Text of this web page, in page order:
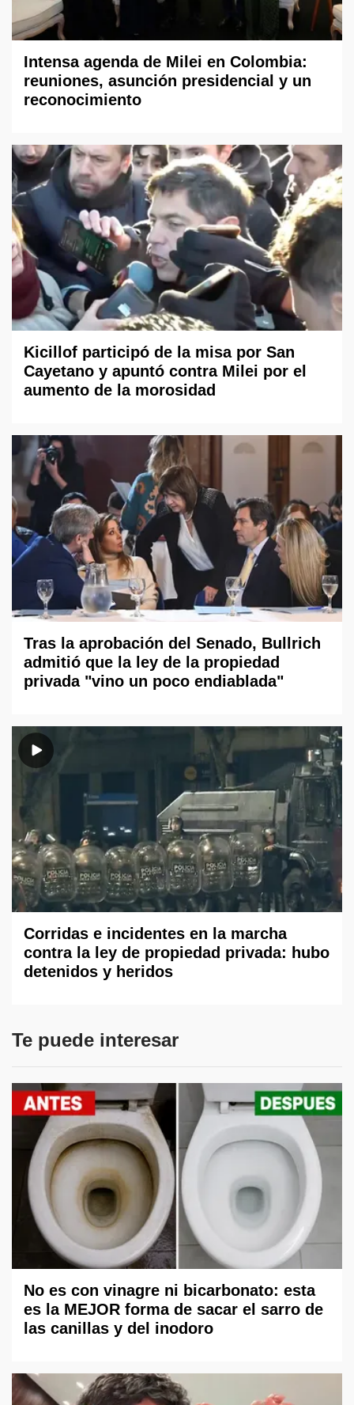
Intensa agenda de Milei en Colombia:
reuniones, asunción presidencial y un
reconocimiento
Kicillof participó de la misa por San
Cayetano y apuntó contra Milei por el
aumento de la morosidad
Tras la aprobación del Senado, Bullrich
admitió que la ley de la propiedad
privada "vino un poco endiablada"
Corridas e incidentes en la marcha
contra la ley de propiedad privada: hubo
detenidos y heridos
Te puede interesar
No es con vinagre ni bicarbonato: esta
es la MEJOR forma de sacar el sarro de
las canillas y del inodoro